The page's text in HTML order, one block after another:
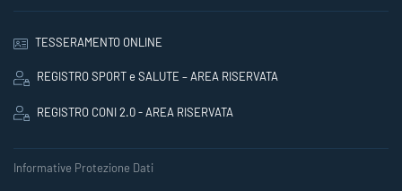
TESSERAMENTO ONLINE
REGISTRO SPORT e SALUTE – AREA RISERVATA
REGISTRO CONI 2.0 - AREA RISERVATA
Informative Protezione Dati